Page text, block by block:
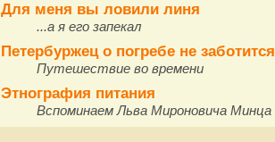
Для меня вы ловили линя
...а я его запекал
Петербуржец о погребе не заботится
Путешествие во времени
Этнография питания
Вспоминаем Льва Мироновича Минца